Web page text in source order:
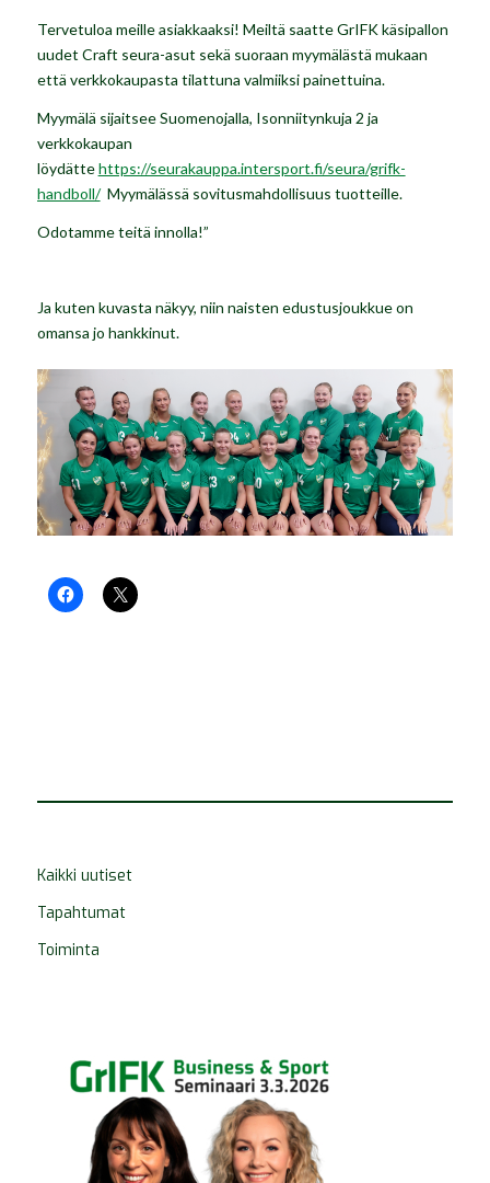
Tervetuloa meille asiakkaaksi! Meiltä saatte GrIFK käsipallon
uudet Craft seura-asut sekä suoraan myymälästä mukaan
että verkkokaupasta tilattuna valmiiksi painettuina.
Myymälä sijaitsee Suomenojalla, Isonniitynkuja 2 ja
verkkokaupan
löydättehttps://seurakauppa.intersport.fi/seura/grifk-
handboll/Myymälässä sovitusmahdollisuus tuotteille.
Odotamme teitä innolla!”
Ja kuten kuvasta näkyy, niin naisten edustusjoukkue on
omansa jo hankkinut.
Kaikki uutiset
Tapahtumat
Toiminta